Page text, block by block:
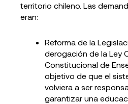
territorio chileno. Las
eran:
Reforma de la
derogación de la Ley
Constitucional de
objetivo de que el
volviera a ser
garantizar una